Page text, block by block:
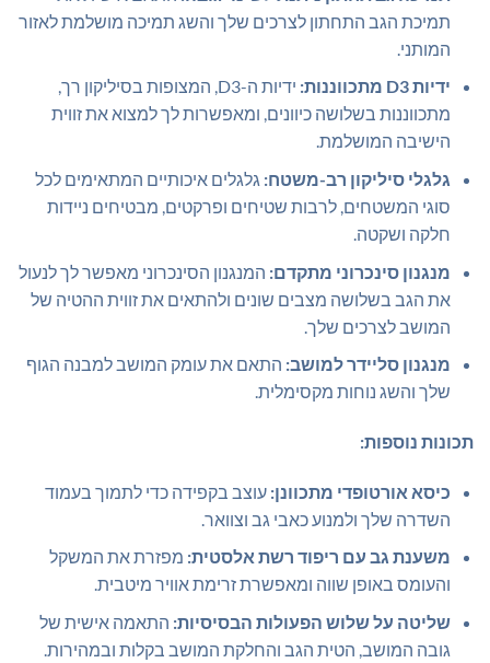
תמיכת הגב התחתון לצרכים שלך והשג תמיכה מושלמת לאזור
המותני.
ידיות D3 מתכווננות:
ידיות ה-D3, המצופות בסיליקון רך,
מתכווננות בשלושה כיוונים, ומאפשרות לך למצוא את זווית
הישיבה המושלמת.
גלגלי סיליקון רב-משטח: גלגלים איכותיים המתאימים לכל
סוגי המשטחים, לרבות שטיחים ופרקטים, מבטיחים ניידות
חלקה ושקטה.
מנגנון סינכרוני מתקדם: המנגנון הסינכרוני מאפשר לך לנעול
את הגב בשלושה מצבים שונים ולהתאים את זווית ההטיה של
המושב לצרכים שלך.
מנגנון סליידר למושב: התאם את עומק המושב למבנה הגוף
שלך והשג נוחות מקסימלית.
תכונות נוספות:
כיסא אורטופדי מתכוונן: עוצב בקפידה כדי לתמוך בעמוד
השדרה שלך ולמנוע כאבי גב וצוואר.
משענת גב עם ריפוד רשת אלסטית: מפזרת את המשקל
והעומס באופן שווה ומאפשרת זרימת אוויר מיטבית.
שליטה על שלוש הפעולות הבסיסיות: התאמה אישית של
גובה המושב, הטית הגב והחלקת המושב בקלות ובמהירות.